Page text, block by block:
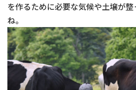
を作るために必要な気候や土壌が
ね。